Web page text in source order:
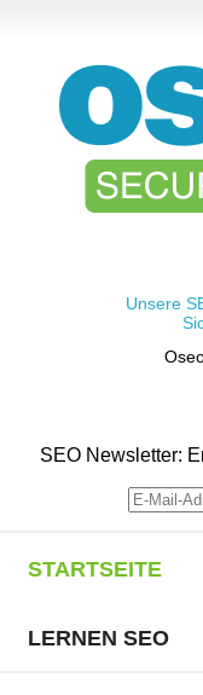
Unsere
SEO Newsletter:
STARTSEITE
LERNEN SEO